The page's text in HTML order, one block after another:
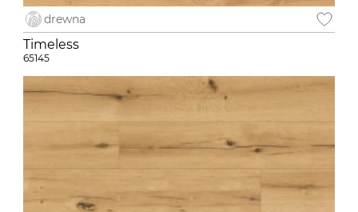
drewna
Timeless
65145